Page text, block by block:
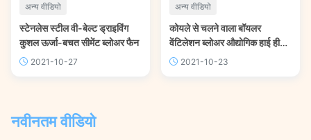
अन्य वीडियो
स्टेनलेस स्टील वी-बेल्ट ड्राइविंग
कुशल ऊर्जा-बचत सीमेंट ब्लोअर फैन
2021-10-27
अन्य वीडियो
कोयले से चलने वाला बॉयलर
वेंटिलेशन ब्लोअर औद्योगिक हाई हीट
ब्लोअर2021-10-23
नवीनतम वीडियो